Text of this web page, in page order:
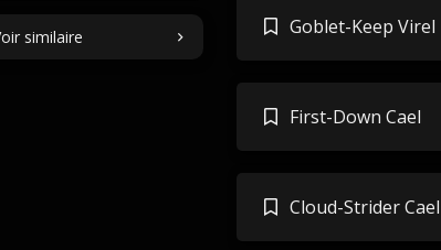
similaire Goblet-Keep Virel
First-Down Cael
Cloud-Strider Cael